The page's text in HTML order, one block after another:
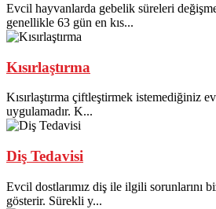
Evcil hayvanlarda gebelik süreleri
genellikle 63 gün en kıs...
Kısırlaştırma
Kısırlaştırma çiftleştirmek istemediğiniz
uygulamadır. K...
Diş Tedavisi
Evcil dostlarımız diş ile ilgili sorunlarını
gösterir. Sürekli y...